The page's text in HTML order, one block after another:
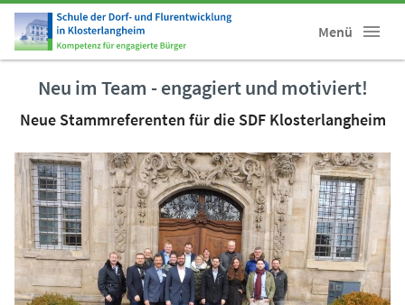
Menü
Neu im Team - engagiert und motiviert!
Neue Stammreferenten für die SDF Klosterlangheim